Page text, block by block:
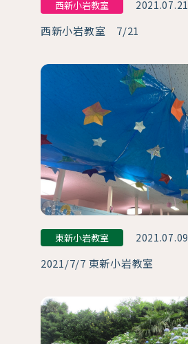
西新小岩教室 2021.07.21
西新小岩教室 7/21
東新小岩教室 2021.07.09
2021/7/7 東新小岩教室